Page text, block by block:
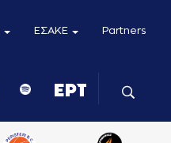
ΕΣΑΚΕ Partners